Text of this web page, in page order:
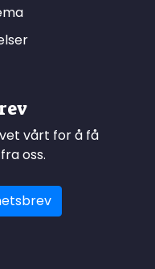
vårt for å få
oss.